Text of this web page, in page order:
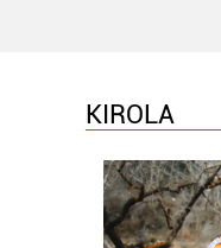
KIROLA